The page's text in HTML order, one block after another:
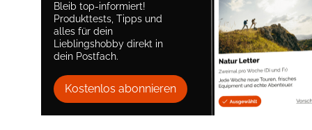
Bleib top-informiert!
Produkttests, Tipps und
alles für dein
Lieblingshobby direkt in
dein Postfach.
Kostenlos abonnieren